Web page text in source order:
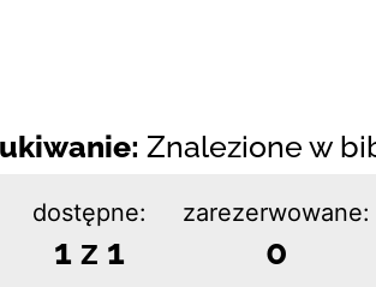
Znalezione w
dostępne:
1 z 1
zarezerwowane:
0